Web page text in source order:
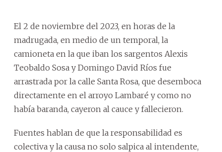
El 2 de noviembre del 2023, en horas de la
madrugada, en medio de un temporal, la
camioneta en la que iban los sargentos Alexis
Teobaldo Sosa y Domingo David Ríos fue
arrastrada por la calle Santa Rosa, que desemboca
directamente en el arroyo Lambaré y como no
había baranda, cayeron al cauce y fallecieron.
Fuentes hablan de que la responsabilidad es
colectiva y la causa no solo salpica al intendente,